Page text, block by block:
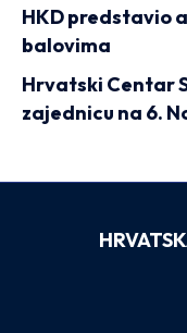
HKD predstavio
balovima
Hrvatski Centar
zajednicu na 6.